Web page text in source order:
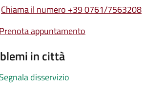
Chiama il numero +39 0761/7563208
Prenota appuntamento
in città
Segnala disservizio